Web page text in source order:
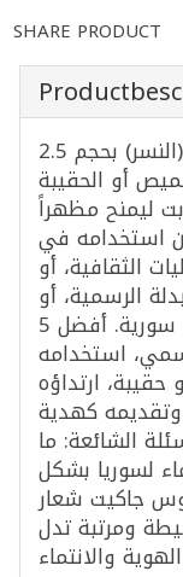
SHARE PRODUCT
دبوس معدني بشكل شعار سوريا (النسر) بحجم 2.5
أو الحقيبة
ليمنح مظهراً
استخدامه في
الثقافية، أو
الرسمية، أو
لتفريق أعضاء فريق أو مجموعة سورية. أفضل 5
استخدامه
ارتداؤه
وتقديمه كهدية
الشائعة: ما
لسوريا بشكل
جاكيت شعار
ومرتبة تدل